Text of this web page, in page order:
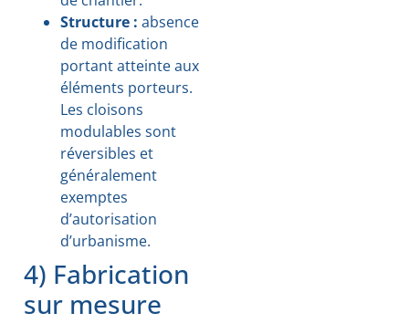
Structure : absence
de modification
portant atteinte aux
éléments porteurs.
Les cloisons
modulables sont
réversibles et
généralement
exemptes
d’autorisation
d’urbanisme.
4) Fabrication
sur mesure